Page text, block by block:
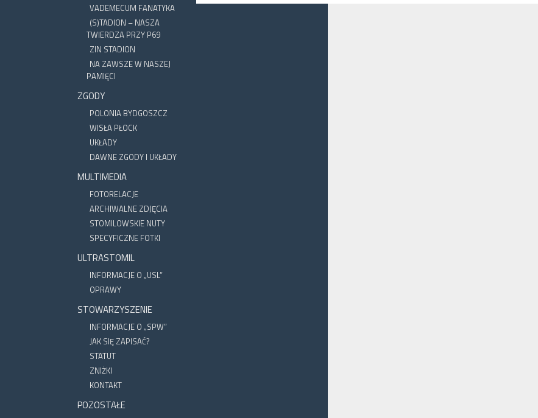
VADEMECUM FANATYKA
(S)TADION – NASZA
TWIERDZA PRZY P69
ZIN STADION
NA ZAWSZE W NASZEJ
PAMIĘCI
ZGODY
POLONIA BYDGOSZCZ
WISŁA PŁOCK
UKŁADY
DAWNE ZGODY I UKŁADY
MULTIMEDIA
FOTORELACJE
ARCHIWALNE ZDJĘCIA
STOMILOWSKIE NUTY
SPECYFICZNE FOTKI
ULTRASTOMIL
INFORMACJE O „USL”
OPRAWY
STOWARZYSZENIE
INFORMACJE O „SPW”
JAK SIĘ ZAPISAĆ?
STATUT
ZNIŻKI
KONTAKT
POZOSTAŁE